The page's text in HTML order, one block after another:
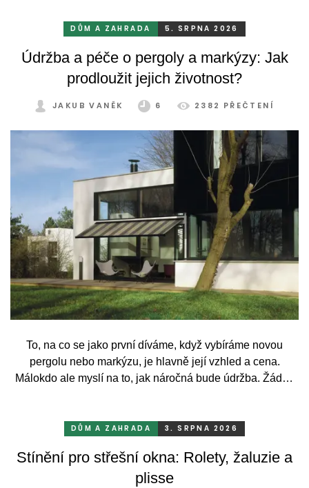
DŮM A ZAHRADA 5. SRPNA 2026
Údržba a péče o pergoly a markýzy: Jak
prodloužit jejich životnost?
JAKUB VANĚK 6 2382 PŘEČTENÍ
To, na co se jako první díváme, když vybíráme novou
pergolu nebo markýzu, je hlavně její vzhled a cena.
Málokdo ale myslí na to, jak náročná bude údržba. Žádný
mrazu, ale také prachu a pylu, což se na něm dříve či
DŮM A ZAHRADA 3. SRPNA 2026
Stínění pro střešní okna: Rolety, žaluzie a
plisse